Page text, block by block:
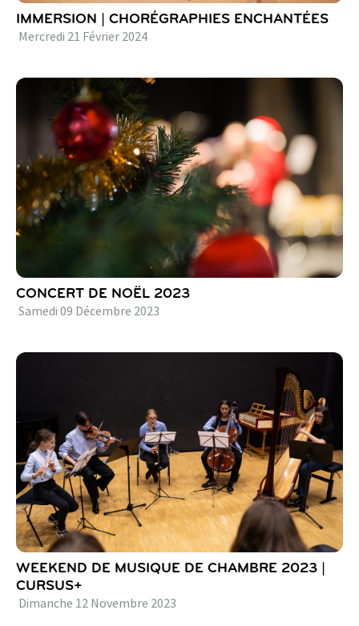
IMMERSION | CHORÉGRAPHIES ENCHANTÉES
Mercredi 21 Février 2024
CONCERT DE NOËL 2023
Samedi 09 Décembre 2023
WEEKEND DE MUSIQUE DE CHAMBRE 2023 |
CURSUS+
Dimanche 12 Novembre 2023